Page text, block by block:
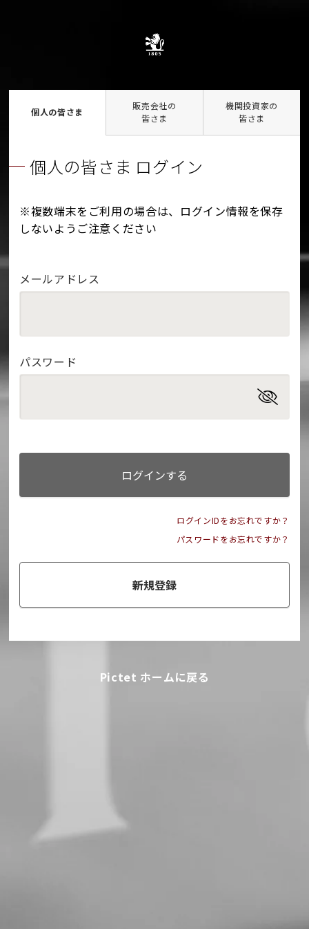
個人の皆さま
販売会社の
皆さま
機関投資家の
皆さま
個人の皆さま ログイン
※複数端末をご利用の場合は、ログイン情報を保存
しないようご注意ください
メールアドレス
パスワード
ログインする
ログインIDをお忘れですか？
パスワードをお忘れですか？
新規登録
Pictet ホームに戻る